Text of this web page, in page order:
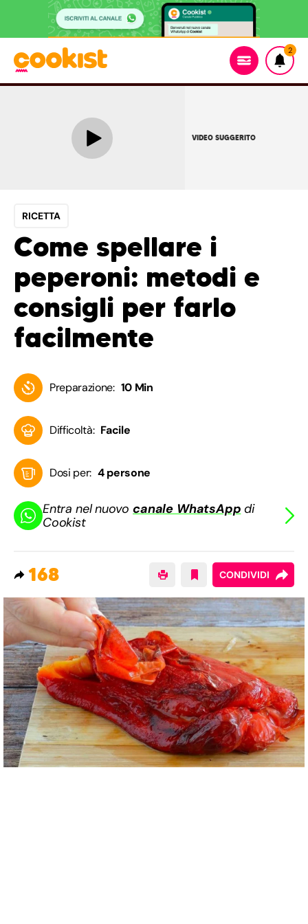
2
VIDEO SUGGERITO
RICETTA
Come spellare i
peperoni: metodi e
consigli per farlo
facilmente
Preparazione: 10 Min
Difficoltà: Facile
Dosi per: 4 persone
Entra nel nuovocanale WhatsApp di
Cookist
168 CONDIVIDI